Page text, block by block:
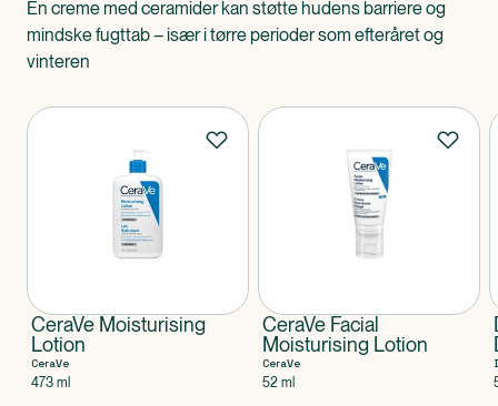
En creme med ceramider kan støtte hudens barriere og
mindske fugttab – især i tørre perioder som efteråret og
vinteren
Produkter
CeraVe Moisturising
Lotion
CeraVe
473 ml
CeraVe Facial
Moisturising Lotion
CeraVe
52 ml